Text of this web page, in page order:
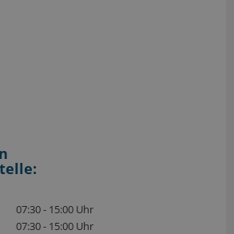
07:30 - 15:00 Uhr
07:30 - 15:00 Uhr